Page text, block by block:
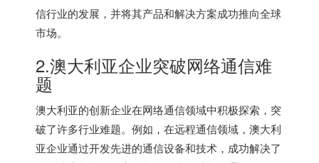
信行业的发展，并将其产品和解决方案成功推向全球
市场。
2.澳大利亚企业突破网络通信难
题
澳大利亚的创新企业在网络通信领域中积极探索，突
破了许多行业难题。例如，在远程通信领域，澳大利
亚企业通过开发先进的通信设备和技术，成功解决了